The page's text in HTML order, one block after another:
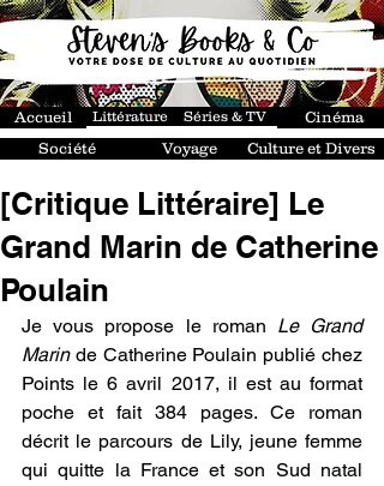
Cinéma
Culture et Divers
Séries & TV
Voyage
Société
Accueil Littérature
[Critique Littéraire] Le
Grand Marin de Catherine
Poulain
Je vous propose le roman Le Grand
Marin de Catherine Poulain publié chez
Points le 6 avril 2017, il est au format
poche et fait 384 pages. Ce roman
décrit le parcours de Lily, jeune femme
qui quitte la France et son Sud natal